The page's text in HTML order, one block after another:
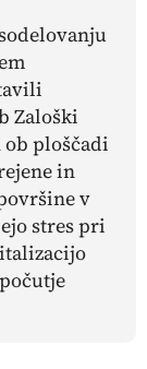
Zaloški
ploščadi
in
v
stres pri